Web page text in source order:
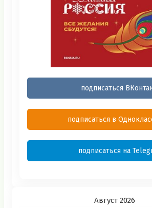
подписаться
подписаться в
подписаться на
Август 2026